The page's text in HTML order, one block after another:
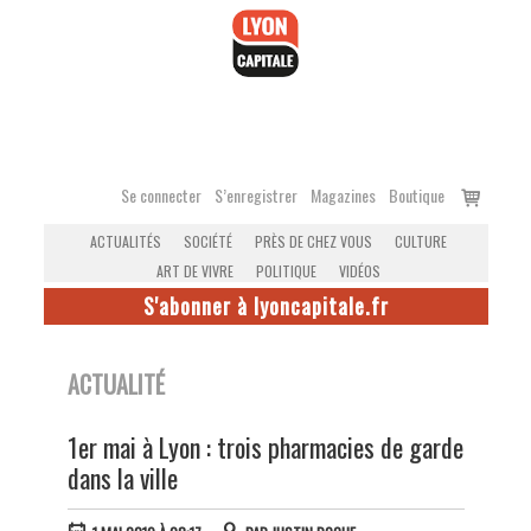
Se connecter S’enregistrer Magazines Boutique
Voir
ACTUALITÉS SOCIÉTÉ PRÈS DE CHEZ VOUS
CULTURE
ART DE VIVRE
POLITIQUE VIDÉOS
S'abonner à lyoncapitale.fr
ACTUALITÉ
1er mai à Lyon : trois pharmacies de garde
dans la ville